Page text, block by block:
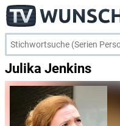
Julika Jenkins